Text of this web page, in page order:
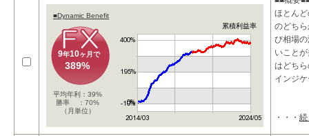
■Dynamic Benefit
累積利益率
9年10ヶ月で
389%
平均年利：39%
勝率 ：70%
（月単位）
ほとん
のどち
び相場
いこと
はどち
インジ
・・・